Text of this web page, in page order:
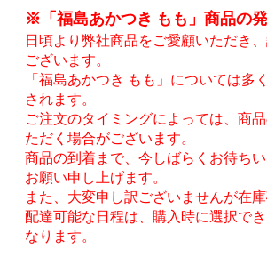
※「福島あかつき もも」商品の
日頃より弊社商品をご愛顧いただき
ございます。
「福島あかつき もも」については多
されます。
ご注文のタイミングによっては、商
ただく場合がございます。
商品の到着まで、今しばらくお待ち
お願い申し上げます。
また、大変申し訳ございませんが在庫
配達可能な日程は、購入時に選択で
なります。